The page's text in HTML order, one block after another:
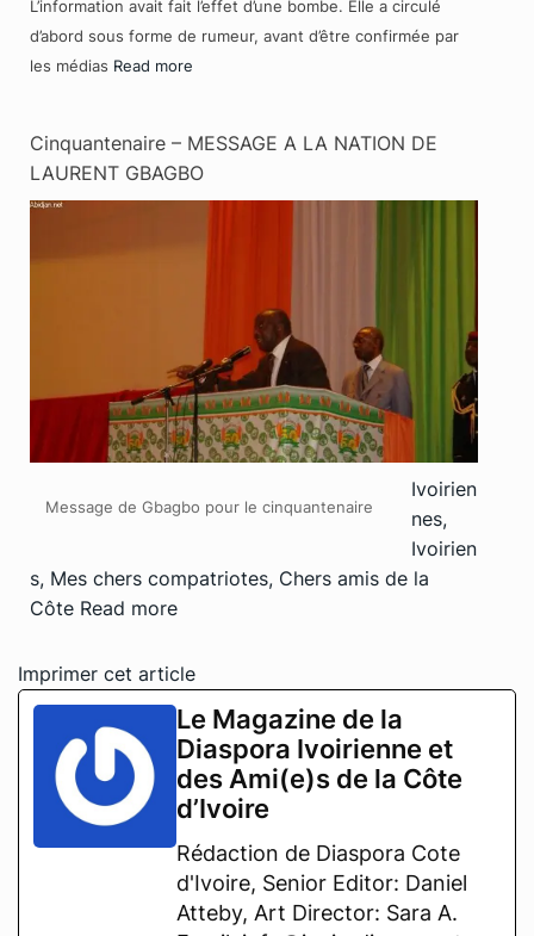
L’information avait fait l’effet d’une bombe. Elle a circulé
d’abord sous forme de rumeur, avant d’être confirmée par
les médias Read more
Cinquantenaire – MESSAGE A LA NATION DE
LAURENT GBAGBO
Message de Gbagbo pour le cinquantenaire
Ivoirien
nes,
Ivoirien
s, Mes chers compatriotes, Chers amis de la
Côte Read more
Imprimer cet article
Le Magazine de la
Diaspora Ivoirienne et
des Ami(e)s de la Côte
d’Ivoire
Rédaction de Diaspora Cote
d'Ivoire, Senior Editor: Daniel
Atteby, Art Director: Sara A.